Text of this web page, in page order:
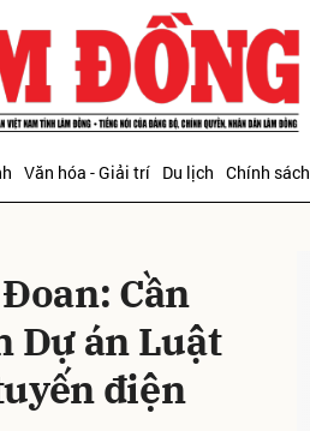
Văn hóa - Giải trí Du lịch Chính sách
Cần
Dự án Luật
điện